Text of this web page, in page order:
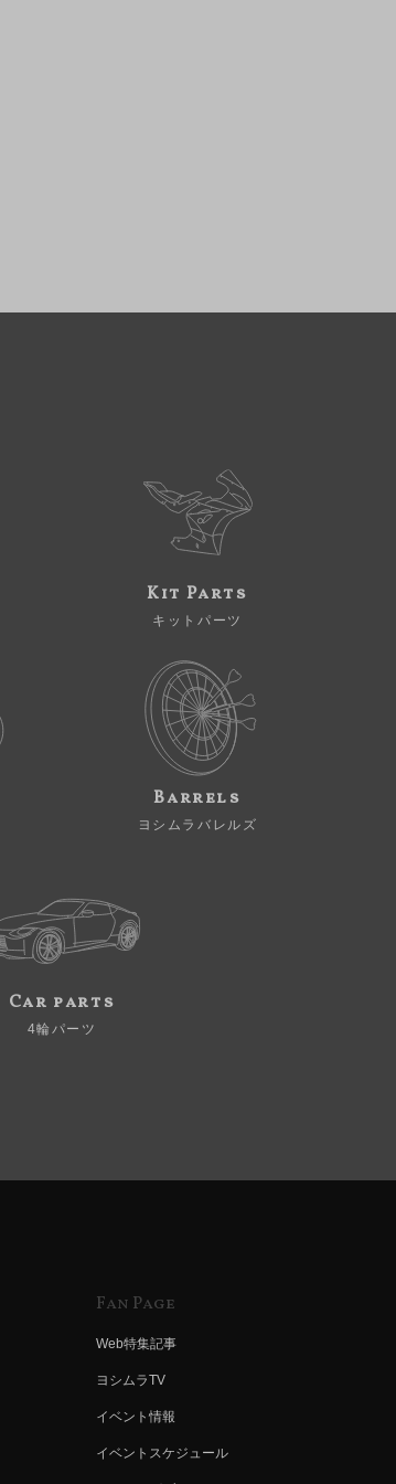
Kit Parts
キットパーツ
Barrels
ヨシムラバレルズ
Car parts
4輪パーツ
Fan Page
Web特集記事
ヨシムラTV
イベント情報
イベントスケジュール